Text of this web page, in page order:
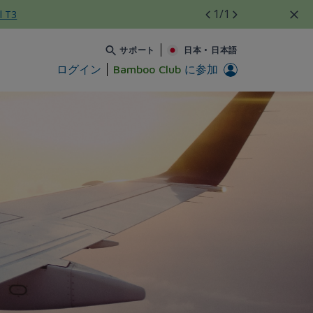
T3 1/1
サポート 日本 • 日本語
ログイン Bamboo Club に参加